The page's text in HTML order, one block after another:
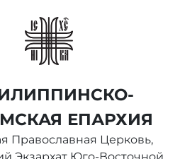
ЕПАРХИЯ
Православная Церковь,